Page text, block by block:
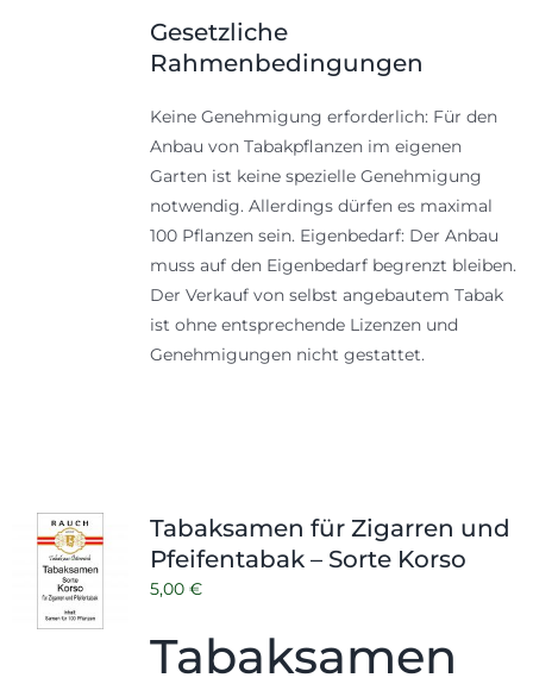
Gesetzliche
Rahmenbedingungen
Keine Genehmigung erforderlich: Für den
Anbau von Tabakpflanzen im eigenen
Garten ist keine spezielle Genehmigung
notwendig. Allerdings dürfen es maximal
100 Pflanzen sein. Eigenbedarf: Der Anbau
muss auf den Eigenbedarf begrenzt bleiben.
Der Verkauf von selbst angebautem Tabak
ist ohne entsprechende Lizenzen und
Genehmigungen nicht gestattet.
Tabaksamen für Zigarren und
Pfeifentabak – Sorte Korso
5,00 €
Tabaksamen